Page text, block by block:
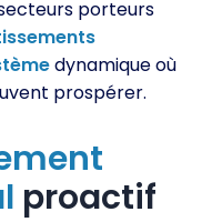
porteurs
dynamique où
prospérer.
proactif